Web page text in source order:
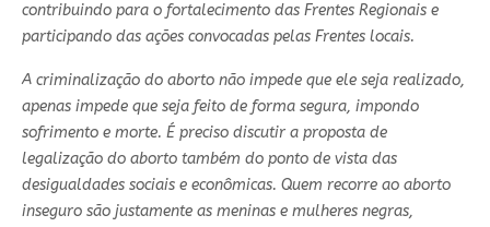
contribuindo para o fortalecimento das Frentes Regionais e
participando das ações convocadas pelas Frentes locais.
A criminalização do aborto não impede que ele seja realizado,
apenas impede que seja feito de forma segura, impondo
sofrimento e morte. É preciso discutir a proposta de
legalização do aborto também do ponto de vista das
desigualdades sociais e econômicas. Quem recorre ao aborto
inseguro são justamente as meninas e mulheres negras,